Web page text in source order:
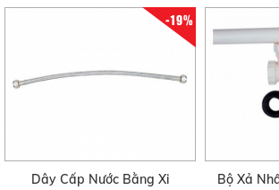
-19%
Dây Cấp Nước Bằng Xi
Bộ Xả